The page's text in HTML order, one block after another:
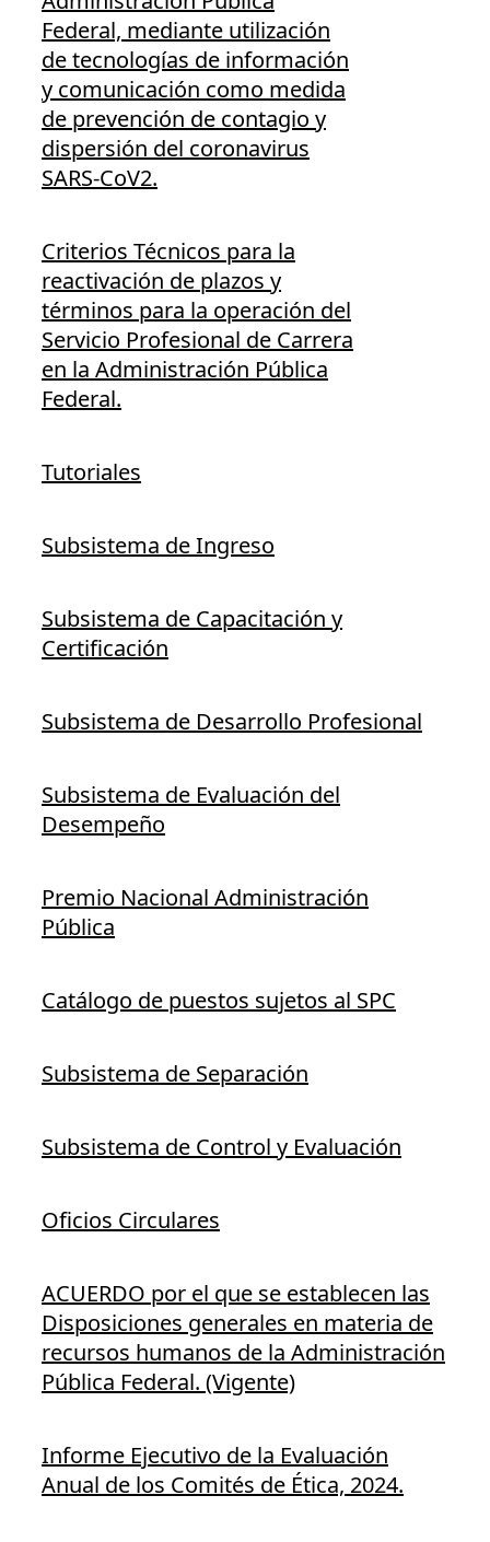
Federal, mediante utilización
de tecnologías de información
y comunicación como medida
de prevención de contagio y
dispersión del coronavirus
SARS-CoV2.
Criterios Técnicos para la
reactivación de plazos y
términos para la operación del
Servicio Profesional de Carrera
en la Administración Pública
Federal.
Tutoriales
Subsistema de Ingreso
Subsistema de Capacitación y
Certificación
Subsistema de Desarrollo Profesional
Subsistema de Evaluación del
Desempeño
Premio Nacional Administración
Pública
Catálogo de puestos sujetos al SPC
Subsistema de Separación
Subsistema de Control y Evaluación
Oficios Circulares
ACUERDO por el que se establecen las
Disposiciones generales en materia de
recursos humanos de la Administración
Pública Federal. (Vigente)
Informe Ejecutivo de la Evaluación
Anual de los Comités de Ética, 2024.